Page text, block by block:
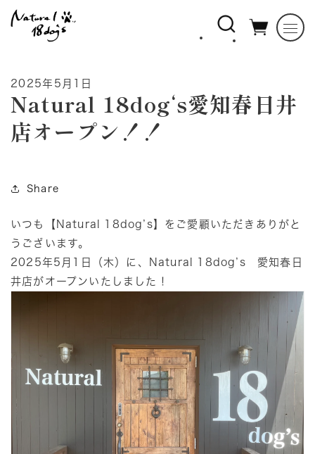
ンツに
進む
Natural 18dog‘s愛知春日井
店オープン！！
2025年5月1日
Share
いつも【Natural 18dog’s】をご愛顧いただきありがと
うございます。
2025年5月1日（木）に、Natural 18dog’s 愛知春日
井店がオープンいたしました！